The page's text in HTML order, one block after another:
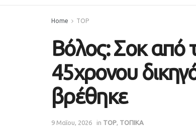
Home TOP
Bόλος: Σοκ από
45χρονου
βρέθηκε
9 Μαΐου, 2026 in TOP ΤΟΠΙΚΑ